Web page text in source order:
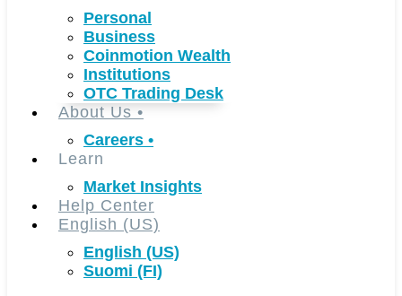
Personal
Business
Coinmotion Wealth
Institutions
OTC Trading Desk
About Us •
Careers •
Learn
Market Insights
Help Center
English (US)
English (US)
Suomi (FI)